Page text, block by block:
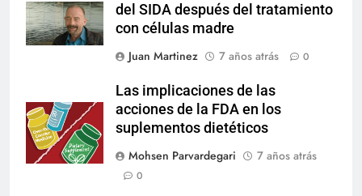
del SIDA después del tratamiento
con células madre
Juan Martinez
7 años atrás 0
Las implicaciones de las
acciones de la FDA en los
suplementos dietéticos
Mohsen Parvardegari
7 años atrás
0